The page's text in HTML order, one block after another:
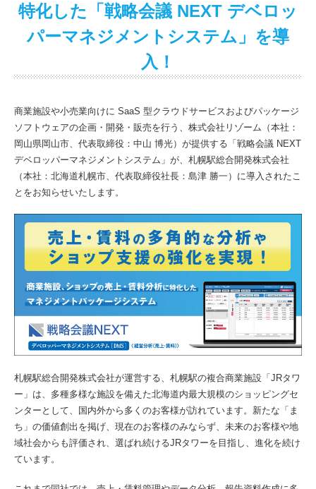
特化した「戦略会議 NEXT デベロッ
パーマネジメントシステム」を導
入 ！
商業施設や小売業向けに SaaS 型クラウドサービスおよびパッケージ
ソフトウェアの企画・開発・販売を行う、株式会社リゾーム（本社：
岡山県岡山市、代表取締役：中山 博光）が提供する「戦略会議 NEXT
デベロッパーマネジメントシステム」が、札幌駅総合開発株式会社
（本社：北海道札幌市、代表取締役社長：島津 勝一）に導入されたこ
とをお知らせいたします。
札幌駅総合開発株式会社が運営する、札幌駅の複合商業施設「JRタワ
ー」は、多種多様な施設を備えた北海道内最大規模のショッピングセ
ンターとして、国内外から多くのお客様が訪れています。新たな「ま
ち」の価値創出を掲げ、現在のお客様のみならず、未来のお客様や地
域社会からも評価され、選ばれ続けるJRタワーを目指し、進化を続け
ています。